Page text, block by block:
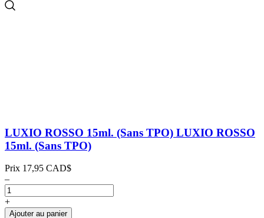
LUXIO ROSSO 15ml. (Sans TPO) LUXIO ROSSO
15ml. (Sans TPO)
Prix 17,95 CAD$
–
+
Ajouter au panier